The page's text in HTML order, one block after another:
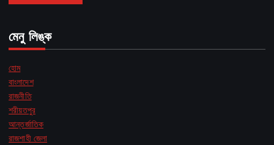
মেনু লিঙ্ক
হোম
বাংলাদেশ
রাজনীতি
শরীয়তপুর
আন্তর্জাতিক
রাজশাহী জেলা